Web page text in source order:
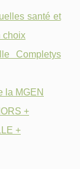
santé et
choix
Completys
la MGEN
+
+